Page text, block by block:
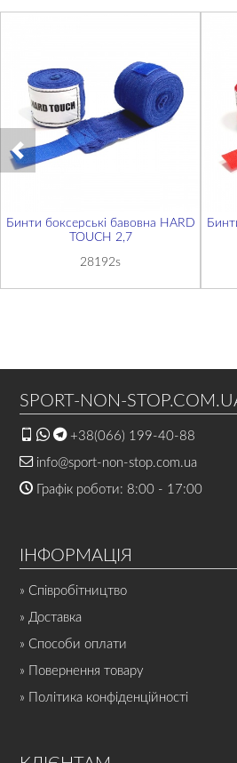
Бинти боксерські бавовна HARD
TOUCH 2,7
28192s
SPORT-NON-
+38(066) 199-40-88
info@sport-non-stop.com.ua
Графік роботи: 8:00 - 17:00
ІНФОРМАЦІЯ
» Співробітництво
» Доставка
» Способи оплати
» Повернення товару
» Політика конфіденційності